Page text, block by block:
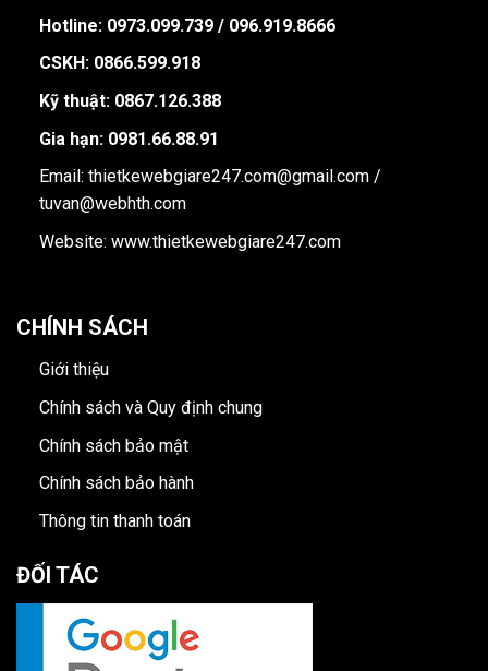
Hotline: 0973.099.739 / 096.919.8666
CSKH: 0866.599.918
Kỹ thuật: 0867.126.388
Gia hạn: 0981.66.88.91
Email: thietkewebgiare247.com@gmail.com /
tuvan@webhth.com
Website: www.thietkewebgiare247.com
CHÍNH SÁCH
Giới thiệu
Chính sách và Quy định chung
Chính sách bảo mật
Chính sách bảo hành
Thông tin thanh toán
ĐỐI TÁC